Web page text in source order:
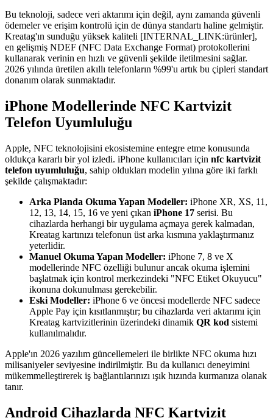
Bu teknoloji, sadece veri aktarımı için değil, aynı zamanda güvenli
ödemeler ve erişim kontrolü için de dünya standartı haline gelmiştir.
Kreatag'ın sunduğu yüksek kaliteli [INTERNAL_LINK:ürünler],
en gelişmiş NDEF (NFC Data Exchange Format) protokollerini
kullanarak verinin en hızlı ve güvenli şekilde iletilmesini sağlar.
2026 yılında üretilen akıllı telefonların %99'u artık bu çipleri standart
donanım olarak sunmaktadır.
iPhone Modellerinde NFC Kartvizit
Telefon Uyumluluğu
Apple, NFC teknolojisini ekosistemine entegre etme konusunda
oldukça kararlı bir yol izledi. iPhone kullanıcıları için nfc kartvizit
telefon uyumluluğu, sahip oldukları modelin yılına göre iki farklı
şekilde çalışmaktadır:
Arka Planda Okuma Yapan Modeller: iPhone XR, XS, 11,
12, 13, 14, 15, 16 ve yeni çıkan iPhone 17 serisi. Bu
cihazlarda herhangi bir uygulama açmaya gerek kalmadan,
Kreatag kartınızı telefonun üst arka kısmına yaklaştırmanız
yeterlidir.
Manuel Okuma Yapan Modeller: iPhone 7, 8 ve X
modellerinde NFC özelliği bulunur ancak okuma işlemini
başlatmak için kontrol merkezindeki "NFC Etiket Okuyucu"
ikonuna dokunulması gerekebilir.
Eski Modeller: iPhone 6 ve öncesi modellerde NFC sadece
Apple Pay için kısıtlanmıştır; bu cihazlarda veri aktarımı için
Kreatag kartvizitlerinin üzerindeki dinamik QR kod sistemi
kullanılmalıdır.
Apple'ın 2026 yazılım güncellemeleri ile birlikte NFC okuma hızı
milisaniyeler seviyesine indirilmiştir. Bu da kullanıcı deneyimini
mükemmelleştirerek iş bağlantılarınızı ışık hızında kurmanıza olanak
tanır.
Android Cihazlarda NFC Kartvizit